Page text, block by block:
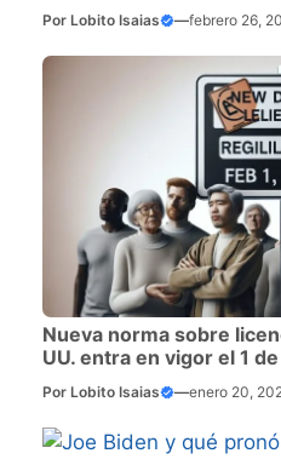
Por Lobito Isaias —febrero 26,
Nueva norma sobre
UU. entra en vigor el 1
Por Lobito Isaias —enero 20,